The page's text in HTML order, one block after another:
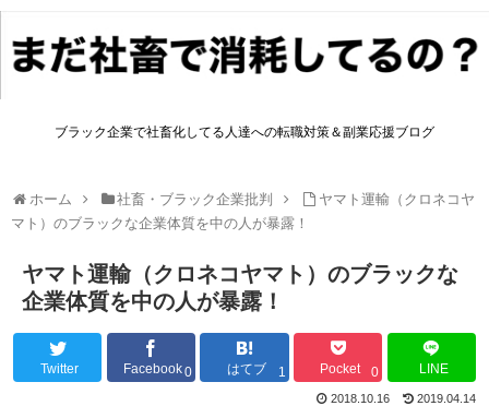
ブラック企業で社畜化してる人達への転職対策＆副業応援ブログ
ホーム 社畜・ブラック企業批判
ヤマト運輸（クロネコヤ
マト）のブラックな企業体質を中の人が暴露！
ヤマト運輸（クロネコヤマト）のブラックな
企業体質を中の人が暴露！
Twitter Facebook0 はてブ 1 Pocket 0 LINE
2018.10.16 2019.04.14